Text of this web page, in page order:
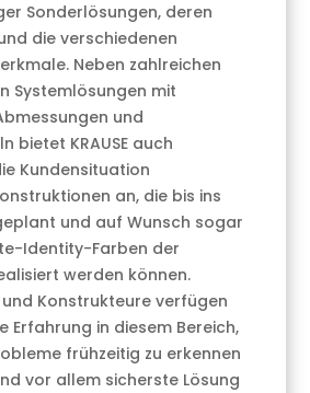
Sonderlösungen, deren
die verschiedenen
Neben zahlreichen
Systemlösungen mit
und
bietet KRAUSE auch
Kundensituation
an, die bis ins
und auf Wunsch sogar
Identity-Farben der
werden können.
Konstrukteure verfügen
Erfahrung in diesem Bereich,
frühzeitig zu erkennen
vor allem sicherste Lösung